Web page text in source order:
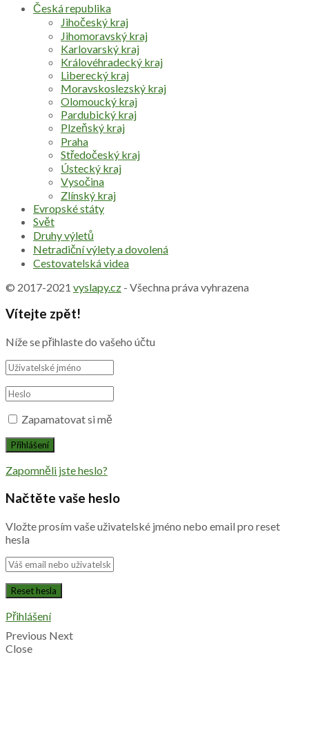
Česká republika
Jihočeský kraj
Jihomoravský kraj
Karlovarský kraj
Královéhradecký kraj
Liberecký kraj
Moravskoslezský kraj
Olomoucký kraj
Pardubický kraj
Plzeňský kraj
Praha
Středočeský kraj
Ústecký kraj
Vysočina
Zlínský kraj
Evropské státy
Svět
Druhy výletů
Netradiční výlety a dovolená
Cestovatelská videa
© 2017-2021 vyslapy.cz - Všechna práva vyhrazena
Vítejte zpět!
Níže se přihlaste do vašeho účtu
Zapamatovat si mě
Zapomněli jste heslo?
Načtěte vaše heslo
Vložte prosím vaše uživatelské jméno nebo email pro reset
hesla
Přihlášení
Previous Next
Close